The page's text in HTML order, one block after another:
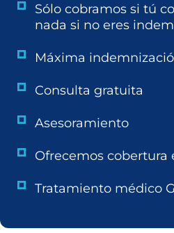
Sólo cobramos si tú
nada si no eres
Máxima
Consulta gratuita
Asesoramiento
Ofrecemos cobertura
Tratamiento médico